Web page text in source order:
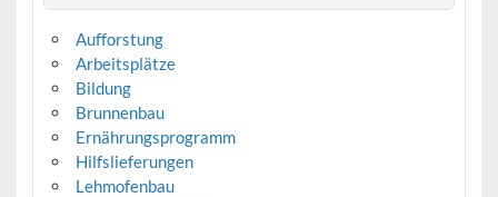
Aufforstung
Arbeitsplätze
Bildung
Brunnenbau
Ernährungsprogramm
Hilfslieferungen
Lehmofenbau